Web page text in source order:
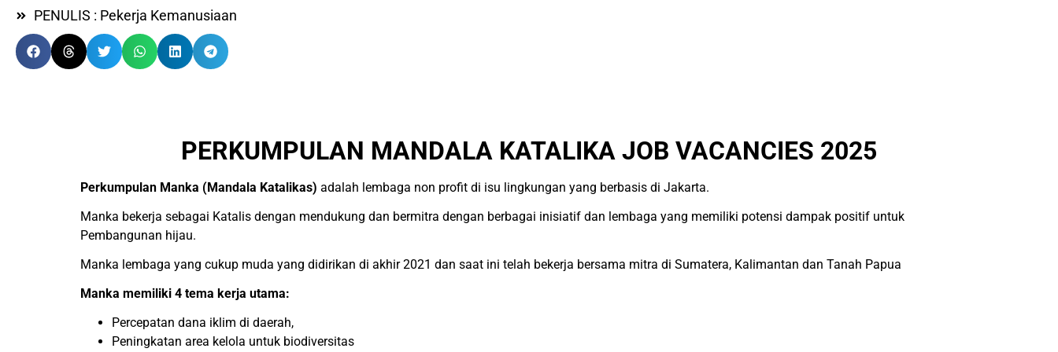
PENULIS : Pekerja Kemanusiaan
PERKUMPULAN MANDALA KATALIKA JOB VACANCIES 2025
Perkumpulan Manka (Mandala Katalikas) adalah lembaga non profit di isu lingkungan yang berbasis di Jakarta.
Manka bekerja sebagai Katalis dengan mendukung dan bermitra dengan berbagai inisiatif dan lembaga yang memiliki potensi dampak positif untuk
Pembangunan hijau.
Manka lembaga yang cukup muda yang didirikan di akhir 2021 dan saat ini telah bekerja bersama mitra di Sumatera, Kalimantan dan Tanah Papua
Manka memiliki 4 tema kerja utama:
Percepatan dana iklim di daerah,
Peningkatan area kelola untuk biodiversitas